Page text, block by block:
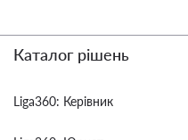
Каталог рішень
Liga360: Керівник